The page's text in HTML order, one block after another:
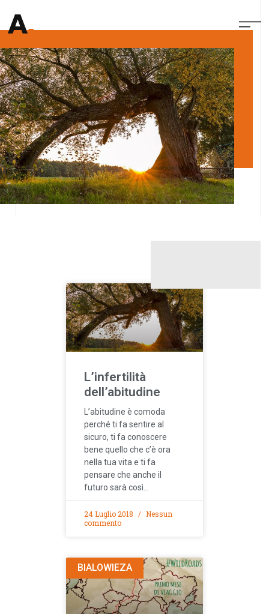
L’infertilità
dell’abitudine
L’abitudine è comoda
perché ti fa sentire al
sicuro, ti fa conoscere
bene quello che c’è ora
nella tua vita e ti fa
pensare che anche il
futuro sarà così…
24 Luglio 2018
Nessun
commento
BIALOWIEZA